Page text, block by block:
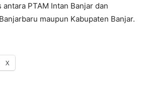
PTAM Intan Banjar dan
maupun Kabupaten Banjar.
X